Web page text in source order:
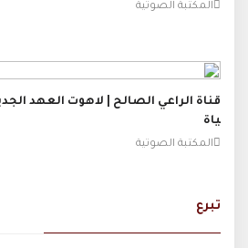
المكتبة الصوتية
ياة
المكتبة الصوتية
تبرع